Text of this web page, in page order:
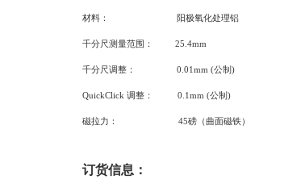
材料： 阳极氧化处理铝
千分尺测量范围： 25.4mm
千分尺调整： 0.01mm (公制)
QuickClick 调整： 0.1mm (公制)
磁拉力： 45磅（曲面磁铁）
订货信息：